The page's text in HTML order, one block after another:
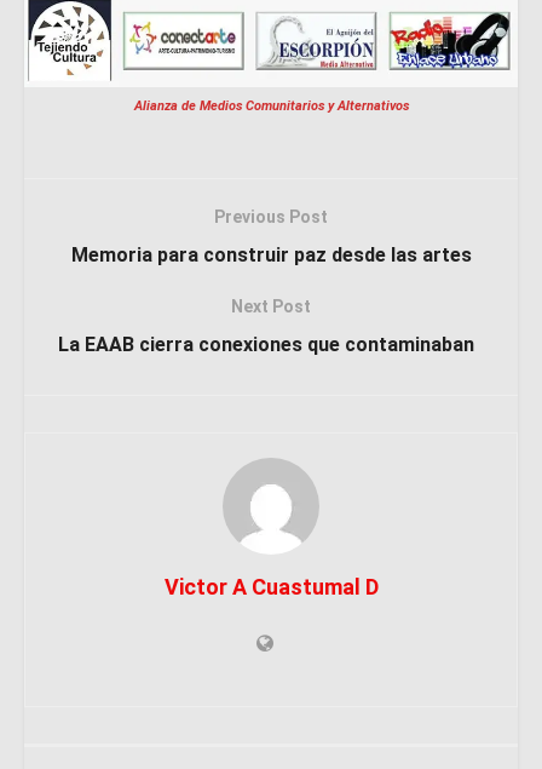
Alianza de Medios Comunitarios y Alternativos
Previous Post
Memoria para construir paz desde las artes
Next Post
La EAAB cierra conexiones que contaminaban
Victor A Cuastumal D